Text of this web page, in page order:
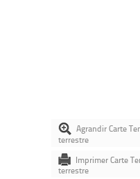
Agrandir Carte
terrestre
Imprimer Carte
terrestre